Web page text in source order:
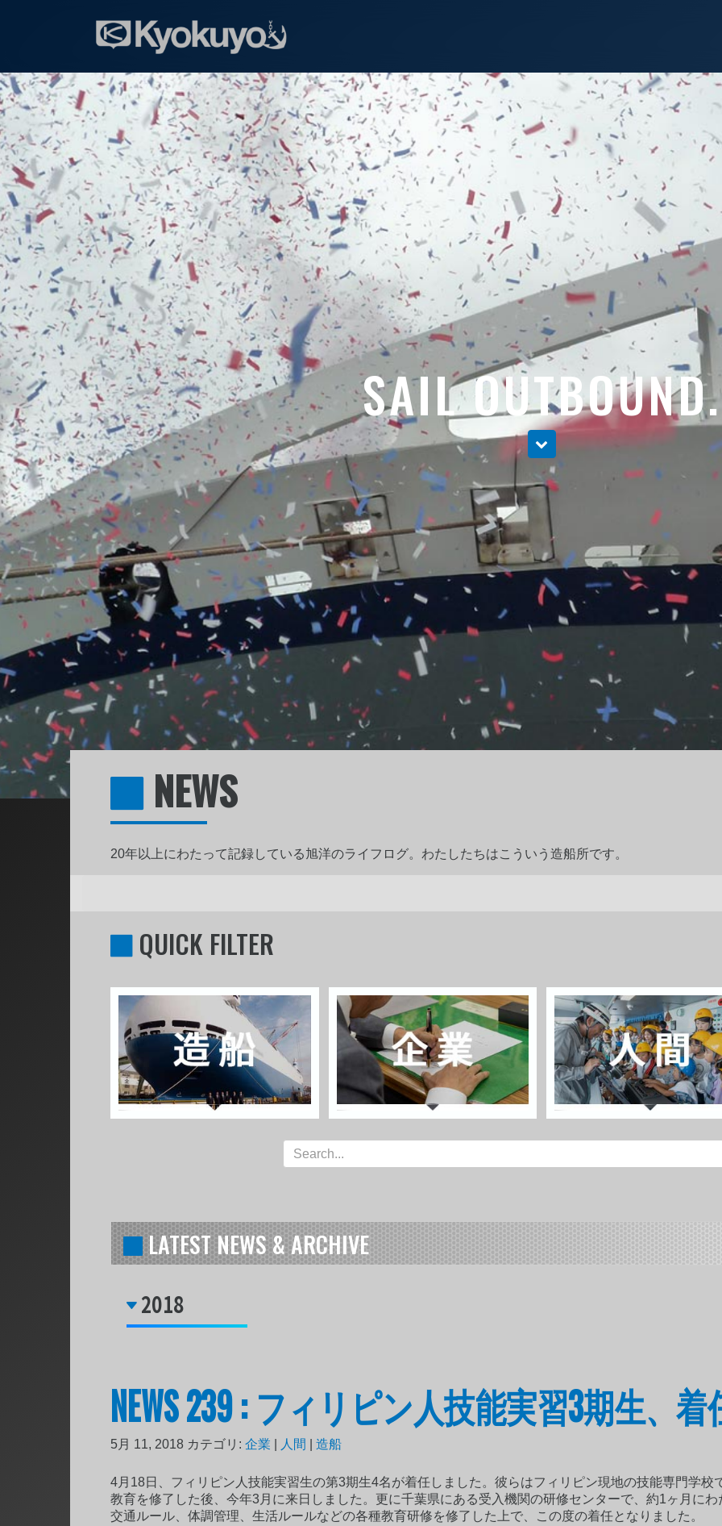
SAIL OUTBOUND.
NEWS
20年以上にわたって記録している旭洋のライフログ。わたしたちはこういう造船所です。
QUICK FILTER
LATEST NEWS & ARCHIVE
2018
NEWS 239 : フィリピン人技能実習3期生、着
5月 11, 2018 カテゴリ:企業 人間 |造船
4月18日、フィリピン人技能実習生の第3期生4名が着任しました。彼らはフィリピン現地の技能専門学
教育を修了した後、今年3月に来日しました。更に千葉県にある受入機関の研修センターで、約1ヶ月に
交通ルール、体調管理、生活ルールなどの各種教育研修を修了した上で、この度の着任となりました。